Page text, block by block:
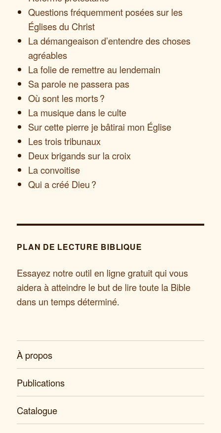
Questions fréquemment posées sur les
Églises du Christ
La démangeaison d’entendre des choses
agréables
La folie de remettre au lendemain
Sa parole ne passera pas
Où sont les morts ?
La musique dans le culte
Sur cette pierre je bâtirai mon Église
Les trois tribunaux
Deux brigands sur la croix
La convoitise
Qui a créé Dieu ?
PLAN DE LECTURE BIBLIQUE
Essayez notre outil en ligne gratuit qui vous
aidera à atteindre le but de lire toute la Bible
dans un temps déterminé.
À propos
Publications
Catalogue